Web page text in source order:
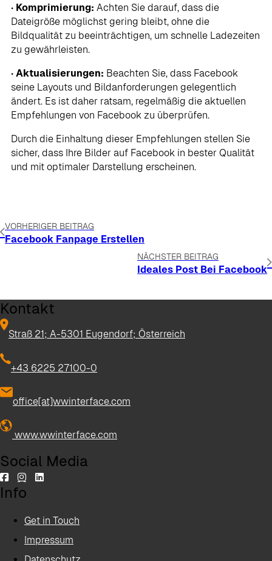
• Komprimierung: Achten Sie darauf, dass die
Dateigröße möglichst gering bleibt, ohne die
Bildqualität zu beeinträchtigen, um schnelle Ladezeiten
zu gewährleisten.
•Aktualisierungen: Beachten Sie, dass Facebook
seine Layouts und Bildanforderungen gelegentlich
ändert. Es ist daher ratsam, regelmäßig die aktuellen
Empfehlungen von Facebook zu überprüfen.
Durch die Einhaltung dieser Empfehlungen stellen Sie
sicher, dass Ihre Bilder auf Facebook in bester Qualität
und mit optimaler Darstellung erscheinen.
VORHERIGER BEITRAG
Facebook Fanpage Erstellen
NÄCHSTER BEITRAG
Ideales Post Bei Facebook
Kontakt
Straß 21; A-5301 Eugendorf; Österreich
+43 6225 27100-0
office[at]wwinterface.com
www.wwinterface.com
Social Media
Info
Get in Touch
Impressum